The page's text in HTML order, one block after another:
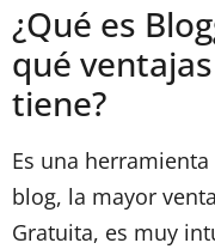
¿Qué es
qué
tiene?
Es una
blog, la mayor
Gratuita, es muy